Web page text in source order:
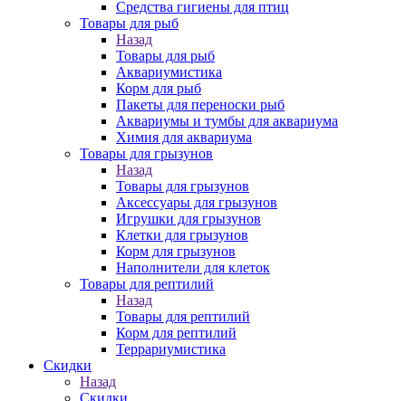
Средства гигиены для птиц
Товары для рыб
Назад
Товары для рыб
Аквариумистика
Корм для рыб
Пакеты для переноски рыб
Аквариумы и тумбы для аквариума
Химия для аквариума
Товары для грызунов
Назад
Товары для грызунов
Аксессуары для грызунов
Игрушки для грызунов
Клетки для грызунов
Корм для грызунов
Наполнители для клеток
Товары для рептилий
Назад
Товары для рептилий
Корм для рептилий
Террариумистика
Скидки
Назад
Скидки